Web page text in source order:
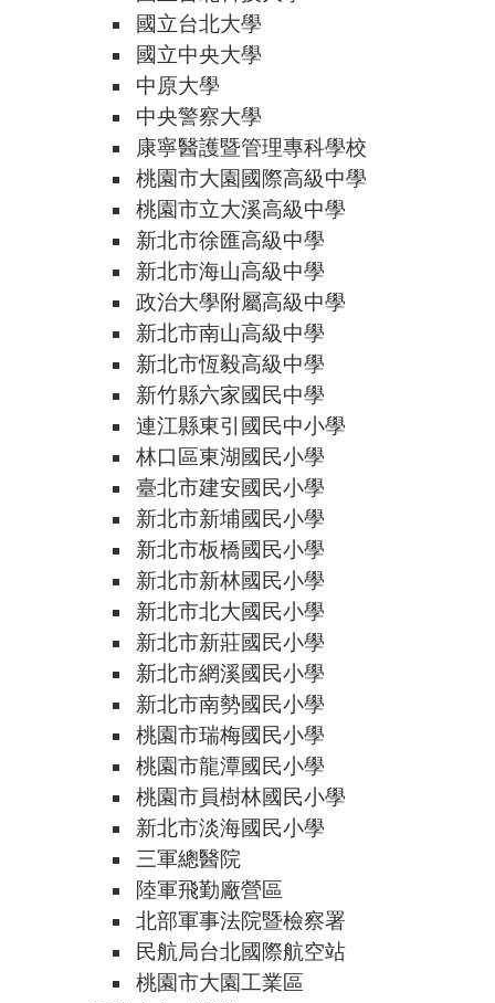
國立台北大學
國立中央大學
中原大學
中央警察大學
康寧醫護暨管理專科學校
桃園市大園國際高級中學
桃園市立大溪高級中學
新北市徐匯高級中學
新北市海山高級中學
政治大學附屬高級中學
新北市南山高級中學
新北市恆毅高級中學
新竹縣六家國民中學
連江縣東引國民中小學
林口區東湖國民小學
臺北市建安國民小學
新北市新埔國民小學
新北市板橋國民小學
新北市新林國民小學
新北市北大國民小學
新北市新莊國民小學
新北市網溪國民小學
新北市南勢國民小學
桃園市瑞梅國民小學
桃園市龍潭國民小學
桃園市員樹林國民小學
新北市淡海國民小學
三軍總醫院
陸軍飛勤廠營區
北部軍事法院暨檢察署
民航局台北國際航空站
桃園市大園工業區